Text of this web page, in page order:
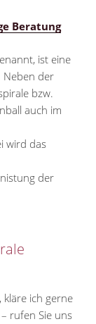
Beratung
ist eine
Neben der
bzw.
auch im
wird das
der
kläre ich gerne
rufen Sie uns